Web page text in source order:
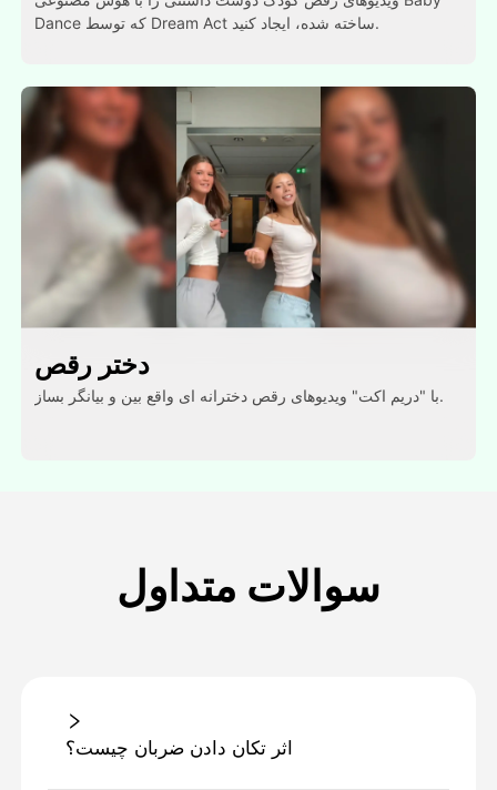
Dance که توسط Dream Act ساخته شده، ایجاد کنید.
دختر رقص
با "دریم اکت" ویدیوهای رقص دخترانه ای واقع بین و بیانگر بساز.
سوالات متداول
اثر تکان دادن ضربان چیست؟